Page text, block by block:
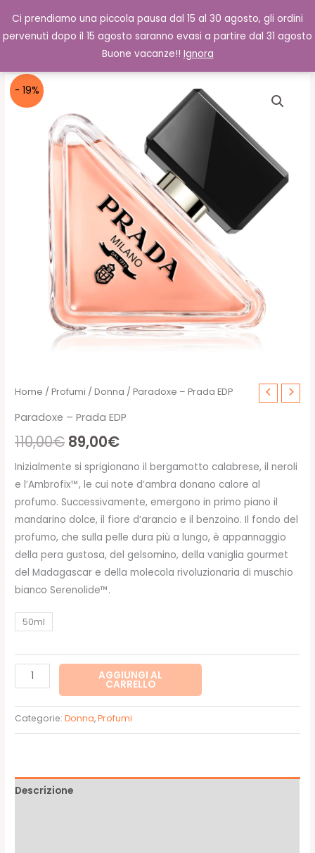
Ci prendiamo una piccola pausa dal 15 al 30 agosto, gli ordini
pervenuti dopo il 15 agosto saranno evasi a partire dal 31 agosto
Buone vacanze!! Ignora
contenuto
0,00€ Cerca
- 19%
Home /Profumi /Donna / Paradoxe – Prada EDP
Paradoxe – Prada EDP
110,00€ Il
prezzo
originale
era:
110,00€.
89,00€Il
prezzo
attuale
è:
89,00€.
Inizialmente si sprigionano il bergamotto calabrese, il neroli
e l’Ambrofix™, le cui note d’ambra donano calore al
profumo. Successivamente, emergono in primo piano il
mandarino dolce, il fiore d’arancio e il benzoino. Il fondo del
profumo, che sulla pelle dura più a lungo, è appannaggio
della pera gustosa, del gelsomino, della vaniglia gourmet
del Madagascar e della molecola rivoluzionaria di muschio
bianco Serenolide™.
50ml
Paradoxe
-
Prada
EDP
AGGIUNGI AL
CARRELLO
Categorie:Donna,Profumi
Descrizione